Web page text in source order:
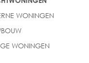
WONINGEN
WONINGEN